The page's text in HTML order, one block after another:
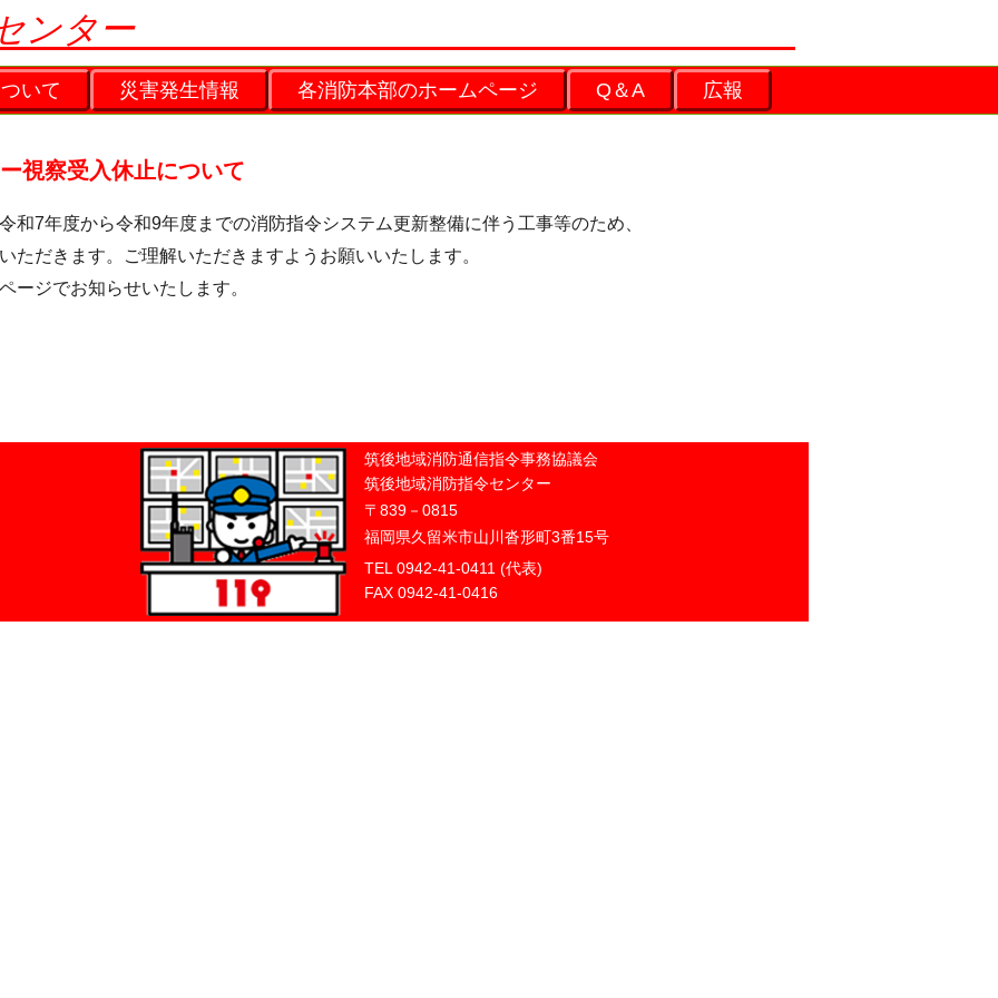
ンター
いて 災害発生情報 各消防本部のホームページ Q＆A 広報
視察受入休止について
7年度から令和9年度までの消防指令システム更新整備に伴う工事等のため、
ただきます。ご理解いただきますようお願いいたします。
ジでお知らせいたします。
筑後地域消防通信指令事務協議会
筑後地域消防指令センター
〒839－0815
福岡県久留米市山川沓形町3番15号
TEL 0942-41-0411 (代表)
FAX 0942-41-0416